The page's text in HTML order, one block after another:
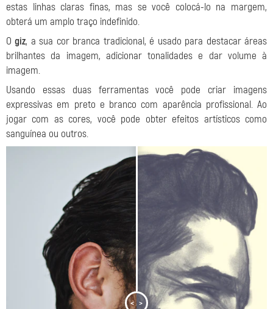
estas linhas claras finas, mas se você colocá-lo na margem,
obterá um amplo traço indefinido.
Ogiz, a sua cor branca tradicional, é usado para destacar áreas
brilhantes da imagem, adicionar tonalidades e dar volume à
imagem.
Usando essas duas ferramentas você pode criar imagens
expressivas em preto e branco com aparência profissional. Ao
jogar com as cores, você pode obter efeitos artísticos como
sanguínea ou outros.
< >